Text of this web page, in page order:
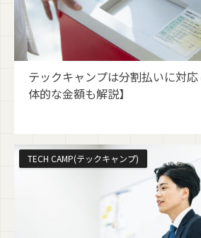
テックキャンプは分割払いに対
体的な金額も解説】
TECH CAMP(テックキャンプ)